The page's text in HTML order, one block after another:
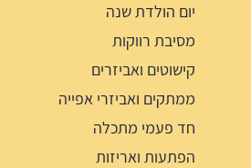
יום הולדת שנה
מסיבת רווקות
קישוטים ואביזרים
ממתקים ואביזרי אפייה
חד פעמי מתכלה
הפתעות ואריזות